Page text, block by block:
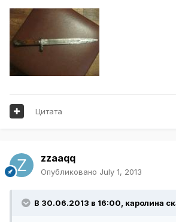
Цитата
zzaaqq
Опубликовано July 1, 2013
В 30.06.2013 в 16:00, каролина